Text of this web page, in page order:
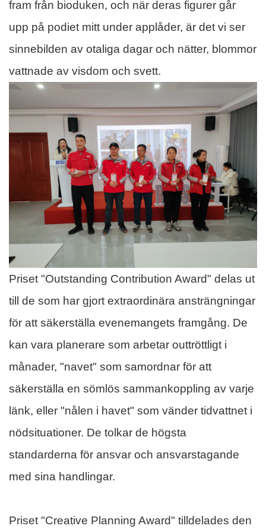
fram från bioduken, och när deras figurer går
upp på podiet mitt under applåder, är det vi ser
sinnebilden av otaliga dagar och nätter, blommor
vattnade av visdom och svett.
Priset "Outstanding Contribution Award" delas ut
till de som har gjort extraordinära ansträngningar
för att säkerställa evenemangets framgång. De
kan vara planerare som arbetar outtröttligt i
månader, "navet" som samordnar för att
säkerställa en sömlös sammankoppling av varje
länk, eller "nålen i havet" som vänder tidvattnet i
nödsituationer. De tolkar de högsta
standarderna för ansvar och ansvarstagande
med sina handlingar.
Priset "Creative Planning Award" tilldelades den